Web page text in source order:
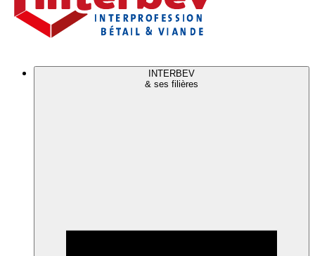
INTERBEV
& ses filières